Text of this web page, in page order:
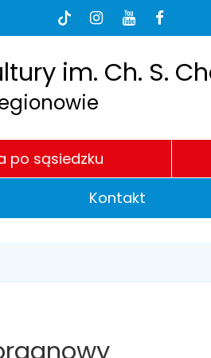
Tik-
Instagram
Youtube
im. Ch. S.
po sąsiedzku
Kontakt